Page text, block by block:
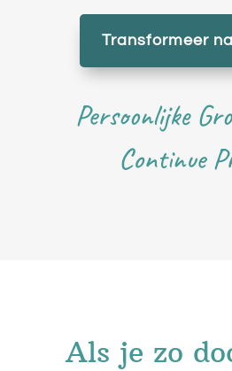
Transformeer
Persoonlijke
Continue
Als je zo